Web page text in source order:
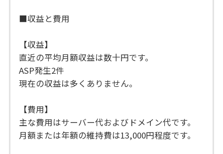
■収益と費用
【収益】
直近の平均月額収益は数十円です。
ASP発生2件
現在の収益は多くありません。
【費用】
主な費用はサーバー代およびドメイン代です。
月額または年額の維持費は13,000円程度です。